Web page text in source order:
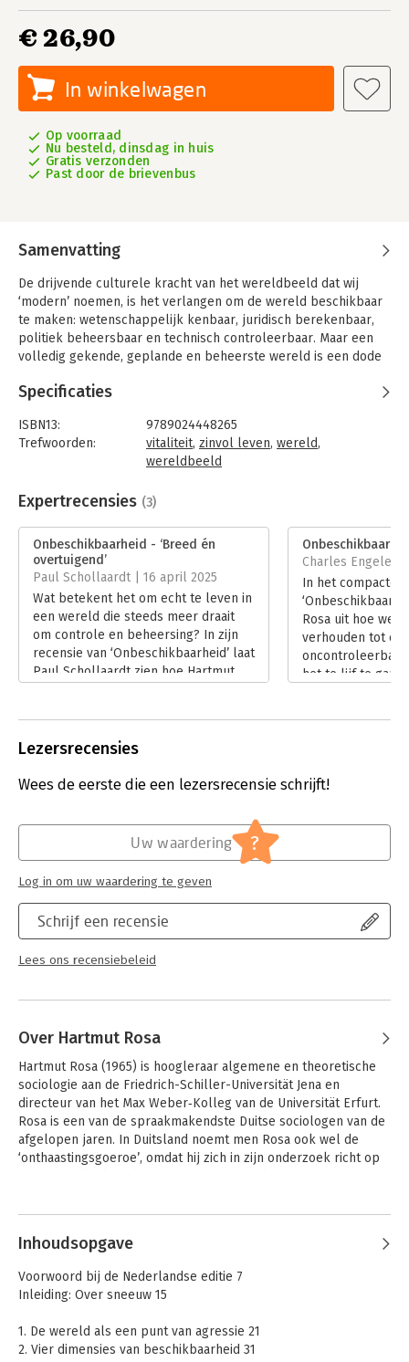
€ 26,90
In winkelwagen
Op voorraad
Nu besteld, dinsdag in huis
Gratis verzonden
Past door de brievenbus
Samenvatting
De drijvende culturele kracht van het wereldbeeld dat wij
‘modern’ noemen, is het verlangen om de wereld beschikbaar
te maken: wetenschappelijk kenbaar, juridisch berekenbaar,
politiek beheersbaar en technisch controleerbaar. Maar een
volledig gekende, geplande en beheerste wereld is een dode
en waarvan we vervreemd raken. Vitaliteit, aanraking en echte
onbeschikbare, het onkenbare en het onbeheersbare. Zo
bezien is onbeschikbaarheid bepalend voor het menselijk
leven en de fundamentele menselijke ervaring.
Als we beter willen begrijpen hoe wij als moderne subjecten
in de wereld staan, moeten we onderzoeken hoe wij ons
individueel, cultureel en institutioneel verhouden tot het
onbeschikbare. In zijn essay Onbeschikbaarheid doet de Duitse
socioloog Hartmut Rosa hiertoe een eerste aanzet, in zijn
zoektocht naar de voorwaarden voor een zinvol leven in
moderne tijden.
Specificaties
ISBN13:
9789024448265
Trefwoorden:
vitaliteit, zinvol leven, wereld,
wereldbeeld
Bindwijze:
paperback
Uitgever:
Druk:
Verschijningsdatum:
9-11-2022
Hoofdrubriek: Filosofie
Expertrecensies (3)
Onbeschikbaarheid - ‘Breed én
overtuigend’
Paul Schollaardt | 16 april 2025
Wat betekent het om echt te leven in
een wereld die steeds meer draait
om controle en beheersing? In zijn
recensie van ‘Onbeschikbaarheid’ laat
Paul Schollaardt zien hoe Hartmut
Lees verder
Charles Engelen
In het compacte
Rosa uit hoe we
verhouden tot
het te lijf te
Lezersrecensies
Wees de eerste die een lezersrecensie schrijft!
Schrijf een recensie
Lees ons recensiebeleid
Uw waardering ?
Log in om uw waardering te geven
Over Hartmut Rosa
Hartmut Rosa (1965) is hoogleraar algemene en theoretische
sociologie aan de Friedrich-Schiller-Universität Jena en
directeur van het Max Weber‑Kolleg van de Universität Erfurt.
Rosa is een van de spraakmakendste Duitse sociologen van de
afgelopen jaren. In Duitsland noemt men Rosa ook wel de
‘onthaastingsgoeroe’, omdat hij zich in zijn onderzoek richt op
veelgevraagd spreker. Hij heeft vele onderscheidingen
Erich Fromm Prize en de Paul Watzlawick Ring of Honor.
Andere boeken door Hartmut Rosa
Inhoudsopgave
Voorwoord bij de Nederlandse editie 7
Inleiding: Over sneeuw 15
1. De wereld als een punt van agressie 21
2. Vier dimensies van beschikbaarheid 31